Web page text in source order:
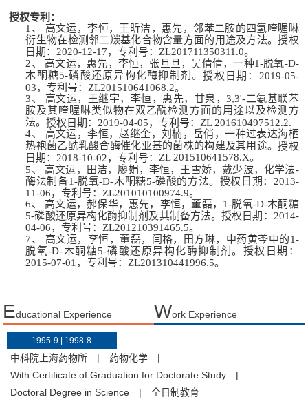
授权专利：
1、 高文运，李恒，王昕洁，惠先 ，邻苯二胺的四氢喹喔啉
衍生物在检测邻二羰基化合物含量方面的用途及方法。授权
日期： 2020-12-17，专利号： ZL201 711350311 .0。
2、高文运，惠先，李恒，张旦旦，吴倩倩，一种1-脱氧-D-
木酮糖5-磷酸还原异构化酶抑制剂。授权日期： 2019-05-
03，专利号： ZL201510641068.2。
3、 高文运，王继宇，李恒，惠先，甘泉，3,3'-二氨基联苯
胺及其喹喔啉类似物在双乙酰检测方面的用途以及检测方
法。授权日期： 2019-04-05，专利号： ZL 201610497512.2.
4、 高文运，李恒，赵继奎，刘楠，岳俏，一种过表达海栖
热袍菌乙酰乳酸合酶催化亚基的菌株的构建及其用途。授权
日期： 2018-10-02，专利号：ZL 201510641578.X。
5、 高文运，田洁，廖娟，李恒，王雪娇，戴少波，化学法-
酶法制备1-脱氧-D-木酮糖5-磷酸的方法。授权日期： 2013-
11-06，专利号： ZL201010100974.9。
6、高文运，郝保华，惠先，李恒，董磊， 1-脱氧-D-木酮糖
5-磷酸还原异构化酶抑制剂及其制备方法。授权日期： 2014-
04-06，专利号： ZL201210391465.5。
7、 高文运，李恒，董磊，闫格，田方琳，中药黄芩中的1-
脱氧-D-木酮糖5-磷酸还原异构化酶抑制剂。授权日期：
2015-07-01 ，专利号： ZL201310441996.5。
Educational Experience Work Experience
1995-9 | 1998-8
中科院上海药物所 | 药物化学
|
With Certificate of Graduation for Doctorate Study
|
Doctoral Degree in Science
| 全日制教育